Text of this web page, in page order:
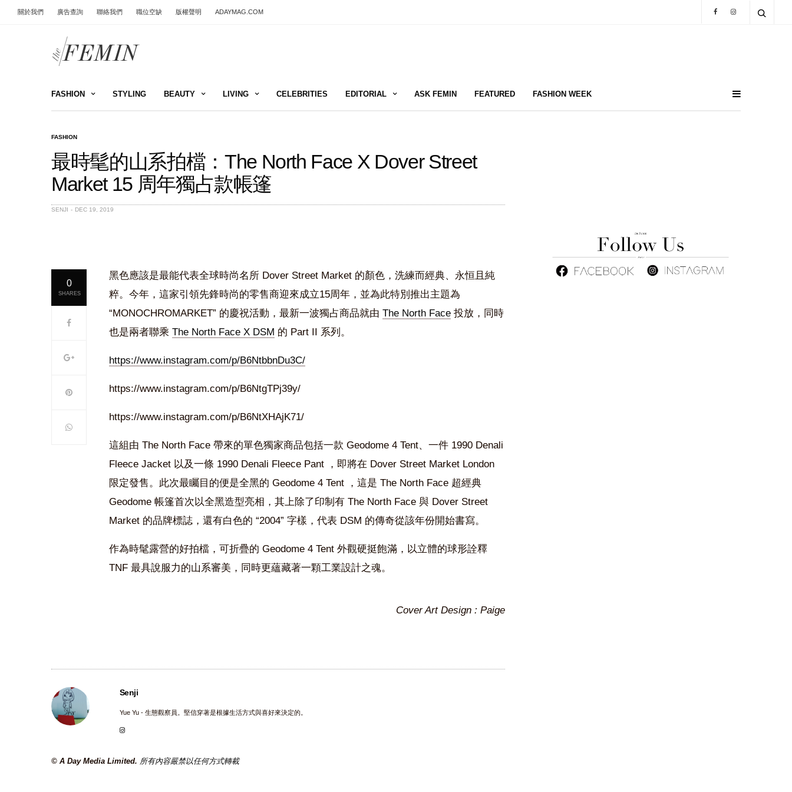
關於我們 廣告查詢 聯絡我們 職位空缺 版權聲明 ADAYMAG.COM
FASHION STYLING BEAUTY LIVING CELEBRITIES EDITORIAL ASK FEMIN FEATURED FASHION WEEK
FASHION
最時髦的山系拍檔：The North Face X Dover Street
Market 15 周年獨占款帳篷
SENJI DEC 19, 2019
0
SHARES
黑色應該是最能代表全球時尚名所 Dover Street Market 的顏色，洗練而經典、永恒且純
粹。今年，這家引領先鋒時尚的零售商迎來成立15周年，並為此特別推出主題為
“MONOCHROMARKET” 的慶祝活動，最新一波獨占商品就由 The North Face 投放，同時
也是兩者聯乘 The North Face X DSM 的 Part II 系列。
https://www.instagram.com/p/B6NtbbnDu3C/
https://www.instagram.com/p/B6NtgTPj39y/
https://www.instagram.com/p/B6NtXHAjK71/
這組由 The North Face 帶來的單色獨家商品包括一款 Geodome 4 Tent、一件 1990 Denali
Fleece Jacket 以及一條 1990 Denali Fleece Pant ，即將在 Dover Street Market London
限定發售。此次最矚目的便是全黑的 Geodome 4 Tent ，這是 The North Face 超經典
Geodome 帳篷首次以全黑造型亮相，其上除了印制有 The North Face 與 Dover Street
Market 的品牌標誌，還有白色的 “2004” 字樣，代表 DSM 的傳奇從該年份開始書寫。
作為時髦露營的好拍檔，可折疊的 Geodome 4 Tent 外觀硬挺飽滿，以立體的球形詮釋
TNF 最具說服力的山系審美，同時更蘊藏著一顆工業設計之魂。
Cover Art Design : Paige
Senji
Yue Yu - 生態觀察員。堅信穿著是根據生活方式與喜好來決定的。
© A Day Media Limited. 所有內容嚴禁以任何方式轉載